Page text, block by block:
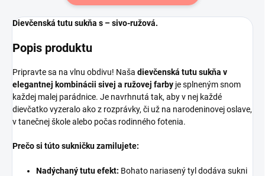
Dievčenská tutu sukňa s – sivo-ružová.
Popis produktu
Pripravte sa na vlnu obdivu! Naša dievčenská tutu sukňa v
elegantnej kombinácii sivej a ružovej farby je splneným snom
každej malej parádnice. Je navrhnutá tak, aby v nej každé
dievčatko vyzeralo ako z rozprávky, či už na narodeninovej oslave,
v tanečnej škole alebo počas rodinného fotenia.
Prečo si túto sukničku zamilujete:
Nadýchaný tutu efekt: Bohato nariasený tyl dodáva sukni